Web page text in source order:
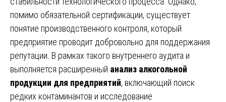
помимо обязательной сертификации, существует
понятие производственного контроля, который
предприятие проводит добровольно для поддержания
репутации. В рамках такого внутреннего аудита и
выполняется расширенный анализ алкогольной
продукции для предприятий, включающий поиск
редких контаминантов и исследование